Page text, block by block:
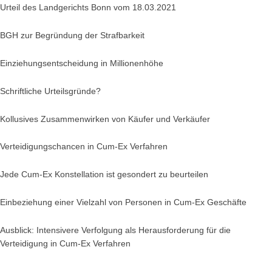
Urteil des Landgerichts Bonn vom 18.03.2021
BGH zur Begründung der Strafbarkeit
Einziehungsentscheidung in Millionenhöhe
Schriftliche Urteilsgründe?
Kollusives Zusammenwirken von Käufer und Verkäufer
Verteidigungschancen in Cum-Ex Verfahren
Jede Cum-Ex Konstellation ist gesondert zu beurteilen
Einbeziehung einer Vielzahl von Personen in Cum-Ex Geschäfte
Ausblick: Intensivere Verfolgung als Herausforderung für die
Verteidigung in Cum-Ex Verfahren